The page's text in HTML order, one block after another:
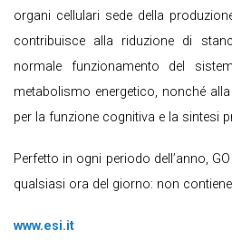
organi cellulari sede della
contribuisce alla riduzione di
normale funzionamento del
metabolismo energetico, nonché
per la funzione cognitiva e la sintesi
Perfetto in ogni periodo dell’anno,
qualsiasi ora del giorno: non
www.esi.it